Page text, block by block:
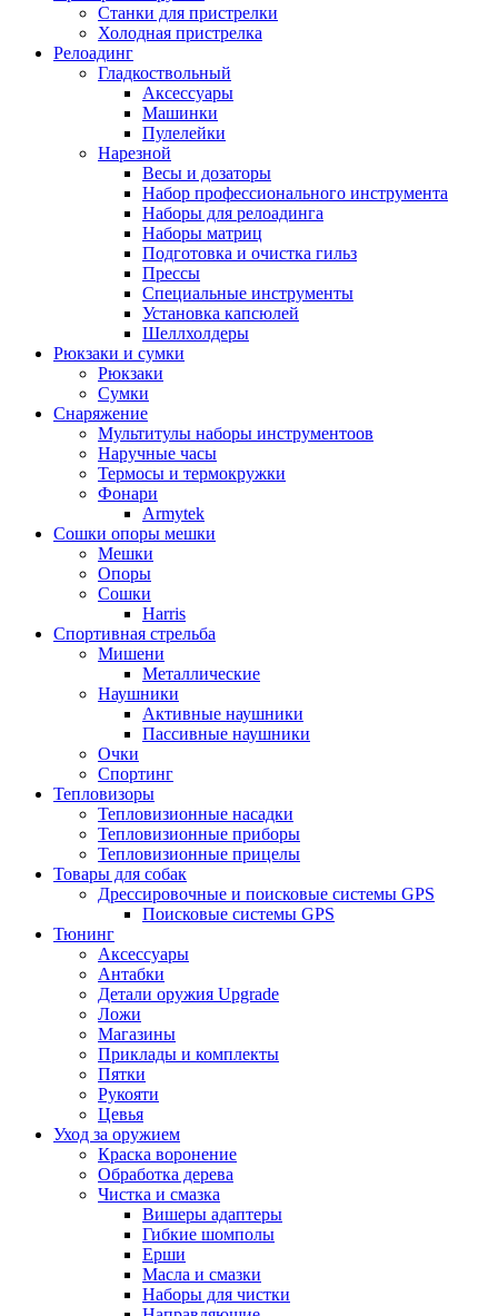
Станки для пристрелки
Холодная пристрелка
Релоадинг
Гладкоствольный
Аксессуары
Машинки
Пулелейки
Нарезной
Весы и дозаторы
Набор профессионального инструмента
Наборы для релоадинга
Наборы матриц
Подготовка и очистка гильз
Прессы
Специальные инструменты
Установка капсюлей
Шеллхолдеры
Рюкзаки и сумки
Рюкзаки
Сумки
Снаряжение
Мультитулы наборы инструментоов
Наручные часы
Термосы и термокружки
Фонари
Armytek
Сошки опоры мешки
Мешки
Опоры
Сошки
Harris
Спортивная стрельба
Мишени
Металлические
Наушники
Активные наушники
Пассивные наушники
Очки
Спортинг
Тепловизоры
Тепловизионные насадки
Тепловизионные приборы
Тепловизионные прицелы
Товары для собак
Дрессировочные и поисковые системы GPS
Поисковые системы GPS
Тюнинг
Аксессуары
Антабки
Детали оружия Upgrade
Ложи
Магазины
Приклады и комплекты
Пятки
Рукояти
Цевья
Уход за оружием
Краска воронение
Обработка дерева
Чистка и смазка
Вишеры адаптеры
Гибкие шомполы
Ерши
Масла и смазки
Наборы для чистки